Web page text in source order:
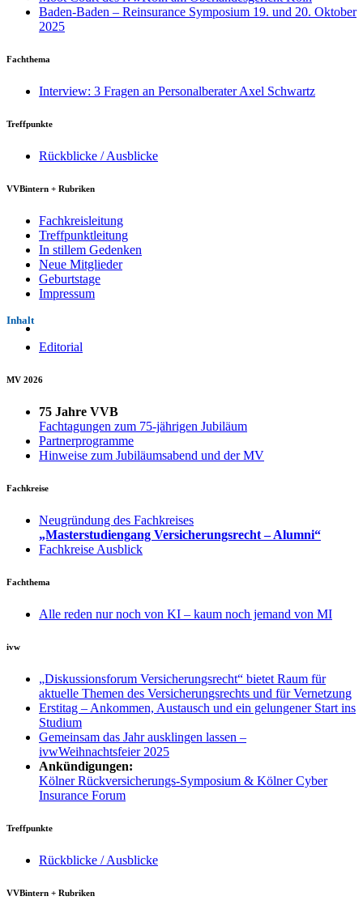
Baden-Baden – Reinsurance Symposium 19. und 20. Oktober
2025
Fachthema
Interview: 3 Fragen an Personalberater Axel Schwartz
Treffpunkte
Rückblicke / Ausblicke
VVBintern + Rubriken
Fachkreisleitung
Treffpunktleitung
In stillem Gedenken
Neue Mitglieder
Geburtstage
Impressum
Inhalt
Editorial
MV 2026
75 Jahre VVB
Fachtagungen zum 75-jährigen Jubiläum
Partnerprogramme
Hinweise zum Jubiläumsabend und der MV
Fachkreise
Neugründung des Fachkreises
„Masterstudiengang Versicherungsrecht – Alumni“
Fachkreise Ausblick
Fachthema
Alle reden nur noch von KI – kaum noch jemand von MI
ivw
„Diskussionsforum Versicherungsrecht“ bietet Raum für
aktuelle Themen des Versicherungsrechts und für Vernetzung
Erstitag – Ankommen, Austausch und ein gelungener Start ins
Studium
Gemeinsam das Jahr ausklingen lassen –
ivwWeihnachtsfeier 2025
Ankündigungen:
Kölner Rückversicherungs-Symposium & Kölner Cyber
Insurance Forum
Treffpunkte
Rückblicke / Ausblicke
VVBintern + Rubriken